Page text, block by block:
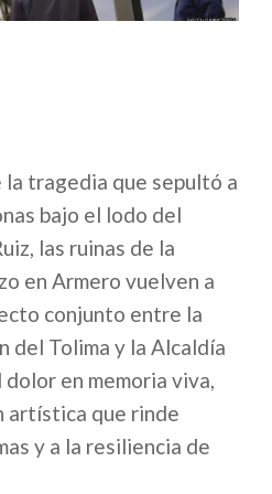
tragedia que sepultó a
bajo el lodo del
las ruinas de la
en Armero vuelven a
conjunto entre la
del Tolima y la Alcaldía
en memoria viva,
artística que rinde
y a la resiliencia de